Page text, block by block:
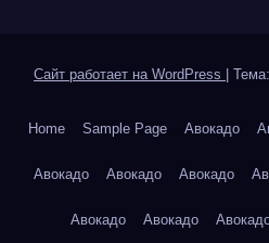
Сайт работает на WordPress
Home Sample Page Авокадо
Авокадо Авокадо Авокадо
Авокадо Авокадо